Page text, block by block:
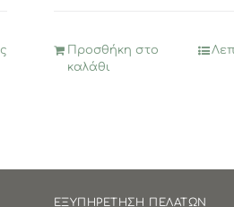
Προσθήκη στο
καλάθι
ΕΞΥΠΗΡΕΤΗΣΗ ΠΕΛΑΤΩΝ